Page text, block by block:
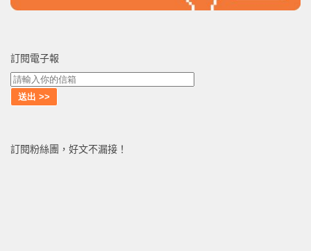
訂閱電子報
訂閱粉絲團，好文不漏接！